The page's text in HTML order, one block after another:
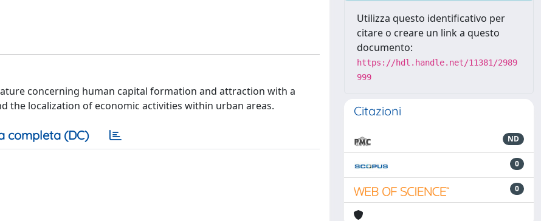
concerning human capital formation and attraction with a
the localization of economic activities within urban areas.
completa (DC)
Utilizza questo identificativo per
citare o creare un link a questo
documento:
https://hdl.handle.net/11381/2989
999
Citazioni
ND
0
0